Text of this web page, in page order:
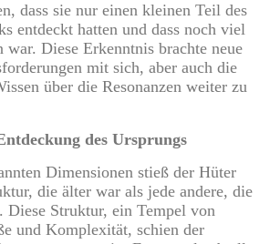
dass sie nur einen kleinen Teil des
entdeckt hatten und dass noch viel
war. Diese Erkenntnis brachte neue
mit sich, aber auch die
über die Resonanzen weiter zu
des Ursprungs
Dimensionen stieß der Hüter
die älter war als jede andere, die
Diese Struktur, ein Tempel von
und Komplexität, schien der